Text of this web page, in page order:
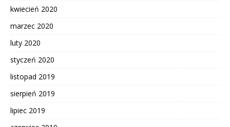
kwiecień 2020
marzec 2020
luty 2020
styczeń 2020
listopad 2019
sierpień 2019
lipiec 2019